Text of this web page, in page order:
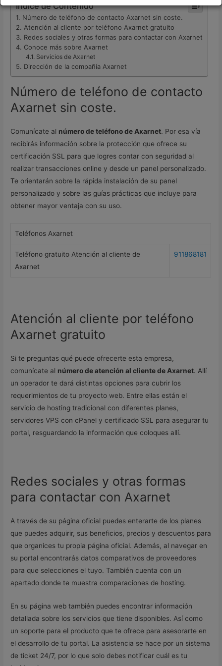
Índice de Contenido
Número de teléfono de contacto Axarnet sin coste.
Atención al cliente por teléfono Axarnet gratuito
Redes sociales y otras formas para contactar con Axarnet
Conoce más sobre Axarnet
Servicios de Axarnet
Dirección de la compañía Axarnet
Número de teléfono de contacto
Axarnet sin coste.
Comunícate al número de teléfono de Axarnet. Por esa vía
recibirás información sobre la protección que ofrece su
certificación SSL para que logres contar con seguridad al
realizar transacciones online y desde un panel personalizado.
Te orientarán sobre la rápida instalación de su panel
personalizado y sobre las guías prácticas que incluye para
obtener mayor ventaja con su uso.
Teléfonos Axarnet
Teléfono gratuito Atención al cliente de
Axarnet
911868181
Atención al cliente por teléfono
Axarnet gratuito
Si te preguntas qué puede ofrecerte esta empresa,
comunícate al número de atención al cliente de Axarnet. Allí
un operador te dará distintas opciones para cubrir los
requerimientos de tu proyecto web. Entre ellas están el
servicio de hosting tradicional con diferentes planes,
servidores VPS con cPanel y certificado SSL para asegurar tu
portal, resguardando la información que coloques allí.
Redes sociales y otras formas
para contactar con Axarnet
A través de su página oficial puedes enterarte de los planes
que puedes adquirir, sus beneficios, precios y descuentos para
que organices tu propia página oficial. Además, al navegar en
su portal encontrarás datos comparativos de proveedores
para que selecciones el tuyo. También cuenta con un
apartado donde te muestra comparaciones de hosting.
En su página web también puedes encontrar información
detallada sobre los servicios que tiene disponibles. Así como
un soporte para el producto que te ofrece para asesorarte en
el desarrollo de tu portal. La asistencia se hace por un sistema
de ticket 24/7, por lo que solo debes notificar cuál es tu